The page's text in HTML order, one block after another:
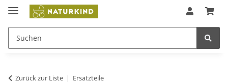
Zurück zur Liste Ersatzteile